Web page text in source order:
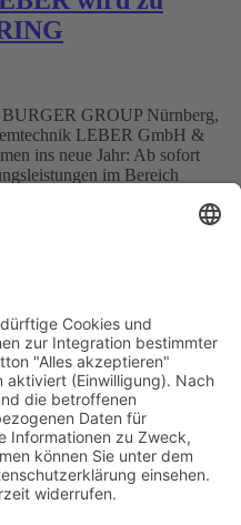
GROUP Nürnberg,
LEBER GmbH &
ins neue Jahr: Ab sofort
im Bereich
unter BURGER
( […]